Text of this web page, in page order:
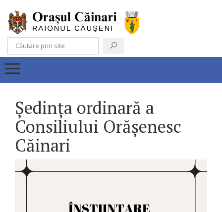
Ședința ordinară a
Consiliului Orășenesc
Căinari